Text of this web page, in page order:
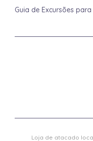
Guia de Excursões
Loja de atacado